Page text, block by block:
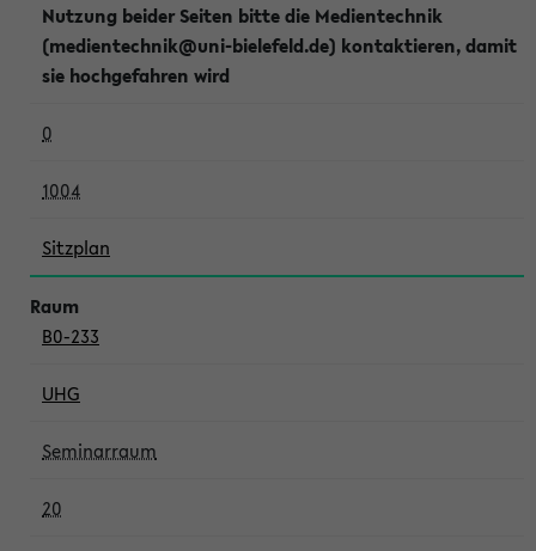
Nutzung beider Seiten bitte die Medientechnik
(medientechnik@uni-bielefeld.de) kontaktieren, damit
sie hochgefahren wird
0
1004
Sitzplan
B0-233
UHG
Seminarraum
20